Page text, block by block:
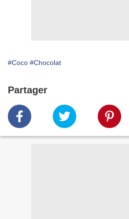
#Coco #Chocolat
Partager